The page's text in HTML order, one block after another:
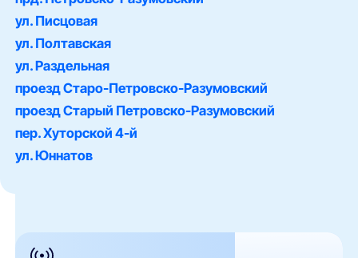
ул. Писцовая
ул. Полтавская
ул. Раздельная
проезд Старо-Петровско-Разумовский
проезд Старый Петровско-Разумовский
пер. Хуторской 4-й
ул. Юннатов